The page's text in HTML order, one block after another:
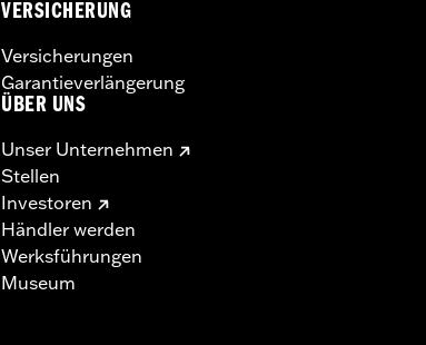
VERSICHERUNG
Versicherungen
Garantieverlängerung
ÜBER UNS
Unser Unternehmen
Stellen
Investoren
Händler werden
Werksführungen
Museum